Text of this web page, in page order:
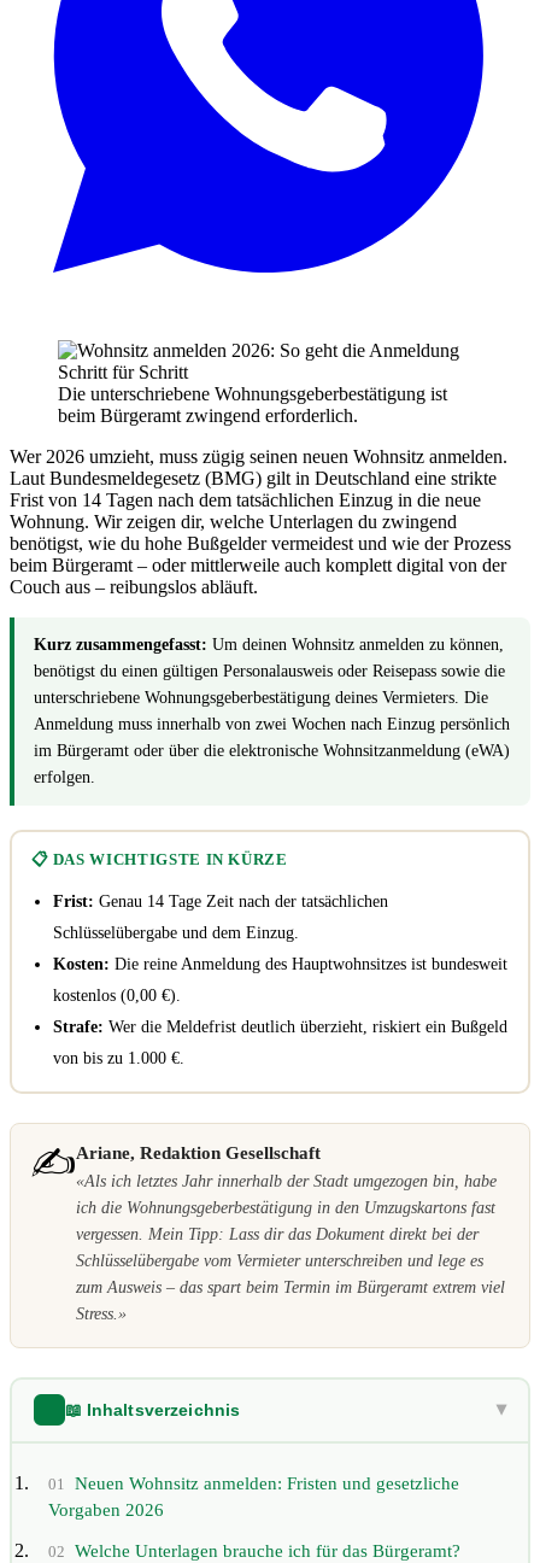
Die unterschriebene Wohnungsgeberbestätigung ist
beim Bürgeramt zwingend erforderlich.
Wer 2026 umzieht, muss zügig seinen neuen Wohnsitz anmelden.
Laut Bundesmeldegesetz (BMG) gilt in Deutschland eine strikte
Frist von 14 Tagen nach dem tatsächlichen Einzug in die neue
Wohnung. Wir zeigen dir, welche Unterlagen du zwingend
benötigst, wie du hohe Bußgelder vermeidest und wie der Prozess
beim Bürgeramt – oder mittlerweile auch komplett digital von der
Couch aus – reibungslos abläuft.
Kurz zusammengefasst: Um deinen Wohnsitz anmelden zu können,
benötigst du einen gültigen Personalausweis oder Reisepass sowie die
unterschriebene Wohnungsgeberbestätigung deines Vermieters. Die
Anmeldung muss innerhalb von zwei Wochen nach Einzug persönlich
im Bürgeramt oder über die elektronische Wohnsitzanmeldung (eWA)
erfolgen.
📋 DAS WICHTIGSTE IN KÜRZE
Frist: Genau 14 Tage Zeit nach der tatsächlichen
Schlüsselübergabe und dem Einzug.
Kosten: Die reine Anmeldung des Hauptwohnsitzes ist bundesweit
kostenlos (0,00 €).
Strafe: Wer die Meldefrist deutlich überzieht, riskiert ein Bußgeld
von bis zu 1.000 €.
✍️Ariane, Redaktion Gesellschaft
«Als ich letztes Jahr innerhalb der Stadt umgezogen bin, habe
ich die Wohnungsgeberbestätigung in den Umzugskartons fast
vergessen. Mein Tipp: Lass dir das Dokument direkt bei der
Schlüsselübergabe vom Vermieter unterschreiben und lege es
zum Ausweis – das spart beim Termin im Bürgeramt extrem viel
Stress.»
📖 Inhaltsverzeichnis ▶
01
Neuen Wohnsitz anmelden: Fristen und gesetzliche
Vorgaben 2026
02 Welche Unterlagen brauche ich für das Bürgeramt?